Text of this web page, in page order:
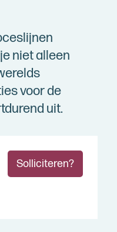
niet alleen
voor de
uit.
Solliciteren?